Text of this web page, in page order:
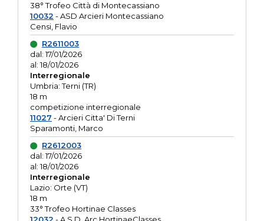
38° Trofeo Città di Montecassiano
10032 - ASD Arcieri Montecassiano
Censi, Flavio
R2611003
dal: 17/01/2026
al: 18/01/2026
Interregionale
Umbria: Terni (TR)
18 m
competizione interregionale
11027 - Arcieri Citta' Di Terni
Sparamonti, Marco
R2612003
dal: 17/01/2026
al: 18/01/2026
Interregionale
Lazio: Orte (VT)
18 m
33° Trofeo Hortinae Classes